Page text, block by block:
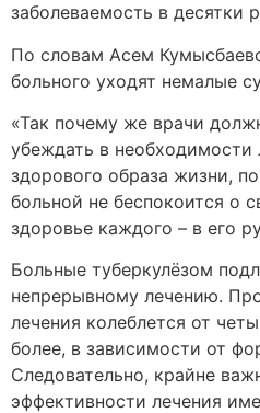
заболеваемость в десятки
По словам Асем
больного уходят немалые
«Так почему же врачи
убеждать в необходимости
здорового образа жизни,
больной не беспокоится о
здоровье каждого – в его
Больные туберкулёзом
непрерывному лечению.
лечения колеблется от
более, в зависимости от
Следовательно, крайне
эффективности лечения